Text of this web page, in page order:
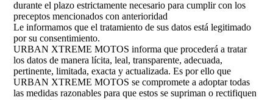
durante el plazo estrictamente necesario para cumplir con los
preceptos mencionados con anterioridad
Le informamos que el tratamiento de sus datos está legitimado
por su consentimiento.
URBAN XTREME MOTOS informa que procederá a tratar
los datos de manera lícita, leal, transparente, adecuada,
pertinente, limitada, exacta y actualizada. Es por ello que
URBAN XTREME MOTOS se compromete a adoptar todas
las medidas razonables para que estos se supriman o rectifiquen